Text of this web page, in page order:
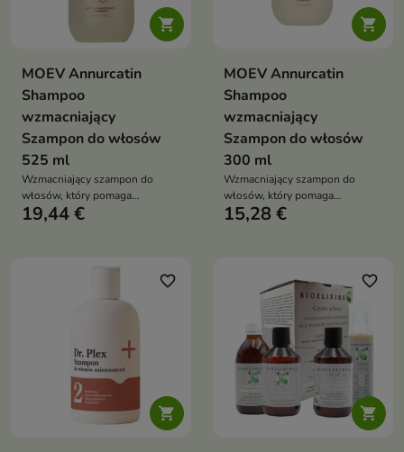

MOEV Annurcatin
Shampoo
wzmacniający
Szampon do włosów
525 ml
Wzmacniający szampon do
włosów, który pomaga
ograniczyć wypadanie włosów,
19,44 €

MOEV Annurcatin
Shampoo
wzmacniający
Szampon do włosów
300 ml
Wzmacniający szampon do
włosów, który pomaga
ograniczyć wypadanie włosów,
15,28 €

favorite_border

favorite_border